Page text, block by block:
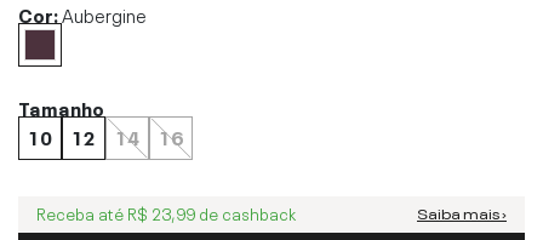
Cor:Aubergine
Tamanho
10
12 14 16
Receba até R$ 23,99 de cashback Saiba mais ›